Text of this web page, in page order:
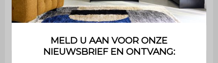
Bevat hout Nee
Buiten